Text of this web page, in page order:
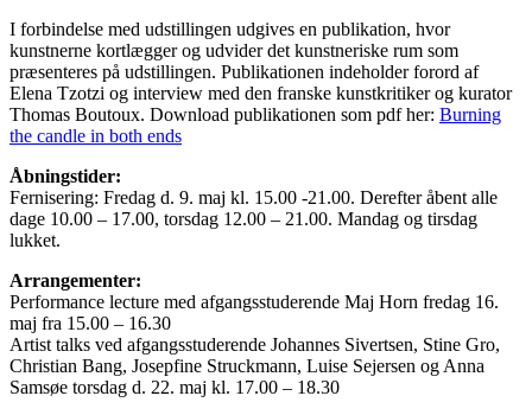
I forbindelse med udstillingen udgives en publikation, hvor
kunstnerne kortlægger og udvider det kunstneriske rum som
præsenteres på udstillingen. Publikationen indeholder forord af
Elena Tzotzi og interview med den franske kunstkritiker og kurator
Thomas Boutoux. Download publikationen som pdf her: Burning
the candle in both ends
Åbningstider:
Fernisering: Fredag d. 9. maj kl. 15.00 -21.00. Derefter åbent alle
dage 10.00 – 17.00, torsdag 12.00 – 21.00. Mandag og tirsdag
lukket.
Arrangementer:
Performance lecture med afgangsstuderende Maj Horn fredag 16.
maj fra 15.00 – 16.30
Artist talks ved afgangsstuderende Johannes Sivertsen, Stine Gro,
Christian Bang, Josepfine Struckmann, Luise Sejersen og Anna
Samsøe torsdag d. 22. maj kl. 17.00 – 18.30